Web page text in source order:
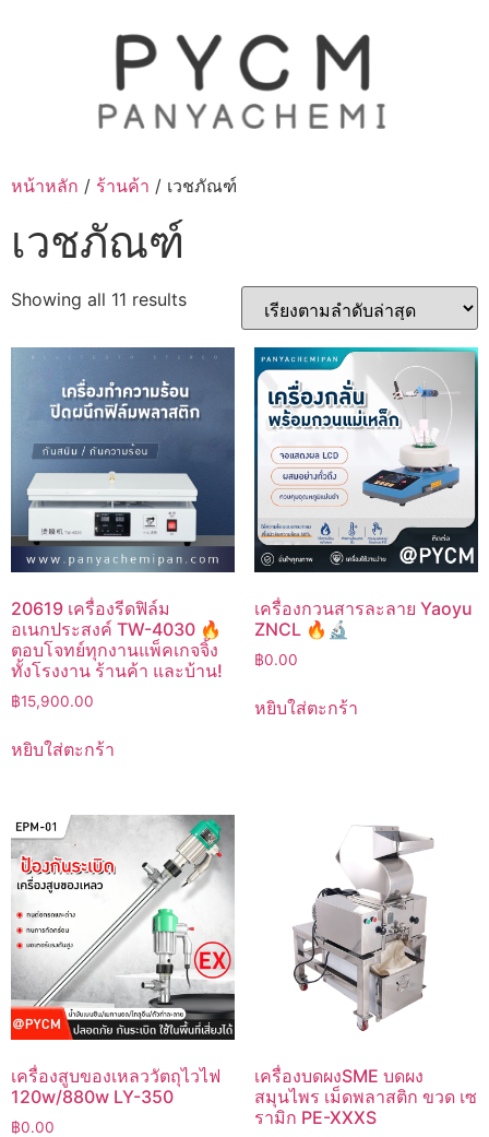
หน้าหลัก / ร้านค้า / เวชภัณฑ์
เวชภัณฑ์
Showing all 11 resultsSorted
latest
20619 เครื่องรีดฟิล์ม
อเนกประสงค์ TW-4030 🔥
ตอบโจทย์ทุกงานแพ็คเกจจิ้ง
ทั้งโรงงาน ร้านค้า และบ้าน!
฿15,900.00
หยิบใส่ตะกร้า
เครื่องกวนสารละลาย Yaoyu
ZNCL 🔥🔬
฿0.00
หยิบใส่ตะกร้า
เครื่องสูบของเหลววัตถุไวไฟ
120w/880w LY-350
฿0.00
เครื่องบดผงSME บดผง
สมุนไพร เม็ดพลาสติก ขวด เซ
รามิก PE-XXXS